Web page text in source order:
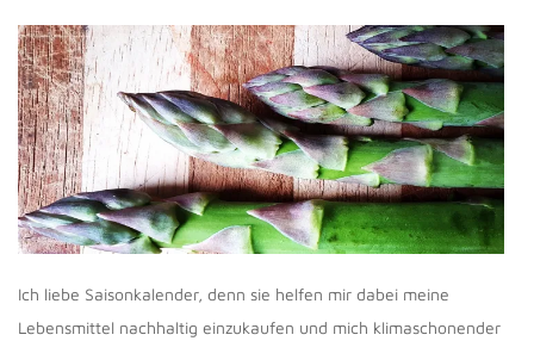
Ich liebe Saisonkalender, denn sie helfen mir dabei meine
Lebensmittel nachhaltig einzukaufen und mich klimaschonender